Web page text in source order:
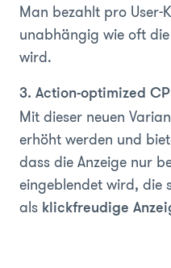
Man bezahlt pro User-
unabhängig wie oft
wird.
3. Action-optimized
Mit dieser neuen
erhöht werden und
dass die Anzeige nur
eingeblendet wird, die
als klickfreudige